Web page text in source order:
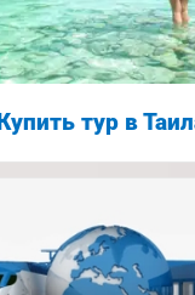
Купить тур в